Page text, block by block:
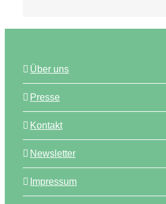
Über uns
Presse
Kontakt
Newsletter
Impressum